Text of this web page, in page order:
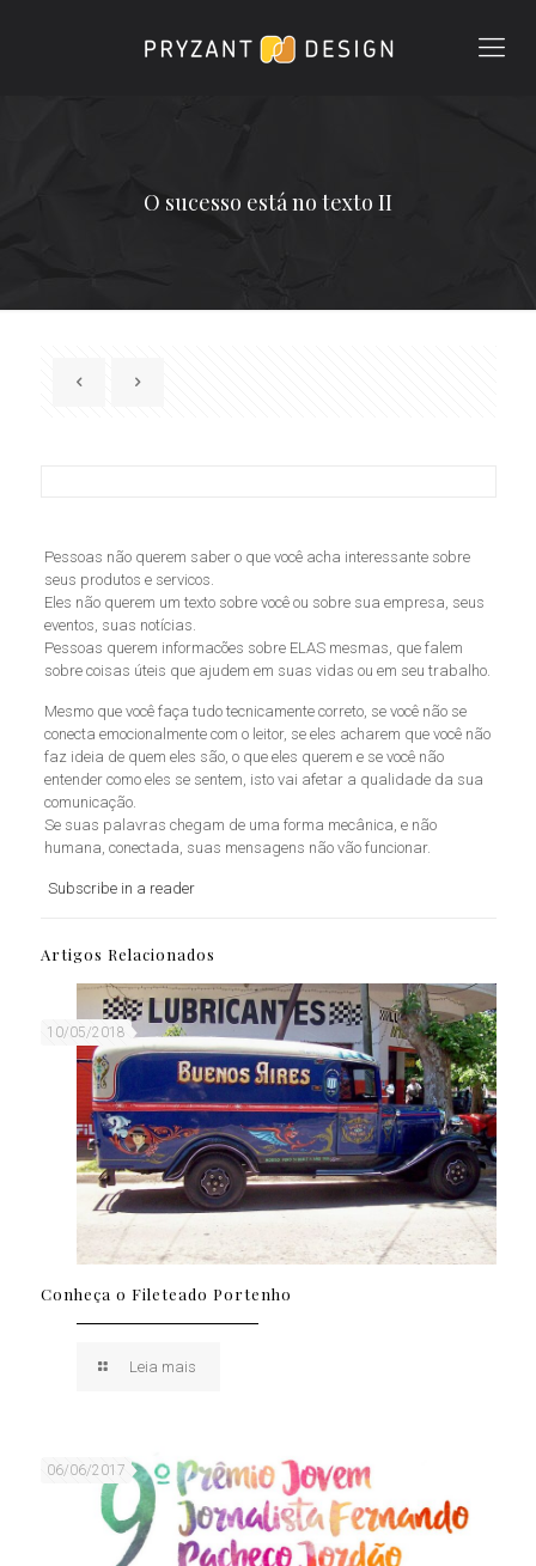
O sucesso está no texto II
Pessoas não querem saber o que você acha interessante sobre
seus produtos e servicos.
Eles não querem um texto sobre você ou sobre sua empresa, seus
eventos, suas notícias.
Pessoas querem informacões sobre ELAS mesmas, que falem
sobre coisas úteis que ajudem em suas vidas ou em seu trabalho.
Mesmo que você faça tudo tecnicamente correto, se você não se
conecta emocionalmente com o leitor, se eles acharem que você não
faz ideia de quem eles são, o que eles querem e se você não
entender como eles se sentem, isto vai afetar a qualidade da sua
comunicação.
Se suas palavras chegam de uma forma mecânica, e não
humana, conectada, suas mensagens não vão funcionar.
Subscribe in a reader
Artigos Relacionados
10/05/2018
Conheça o Fileteado Portenho
Leia mais
06/06/2017